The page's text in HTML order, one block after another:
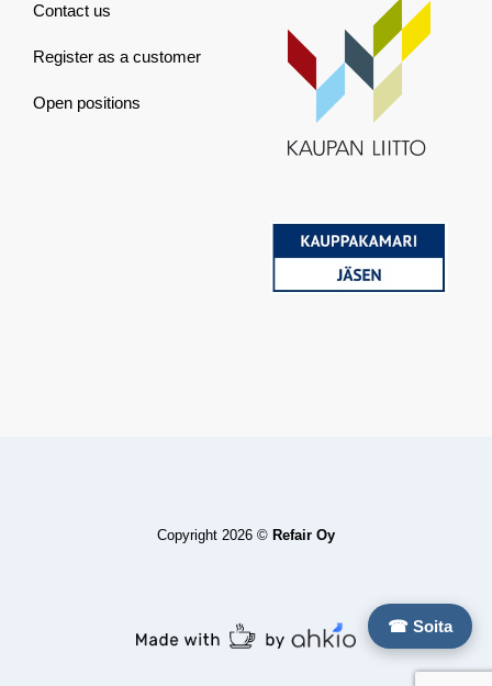
Contact us
Register as a customer
Open positions
☎ Soita
Copyright 2026 © Refair Oy